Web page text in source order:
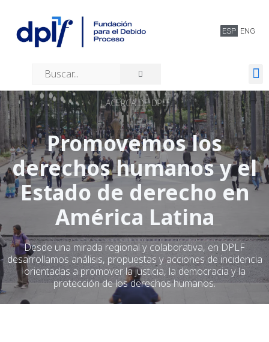
ESP ENG
| ACERCA DE DPLF
Promovemos los
derechos humanos y el
Estado de derecho en
América Latina
Desde una mirada regional y colaborativa, en DPLF
desarrollamos análisis, propuestas y acciones de incidencia
orientadas a promover la justicia, la democracia y la
protección de los derechos humanos.